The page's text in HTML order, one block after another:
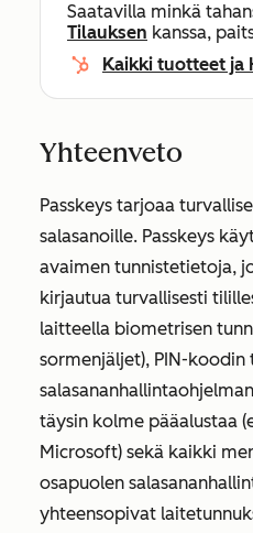
Saatavilla minkä
Tilauksen kanssa,
Kaikki tuotteet ja
Yhteenveto
Passkeys tarjoaa
salasanoille. Passkeys
avaimen tunnistetietoja,
kirjautua turvallisesti
laitteella biometrisen
sormenjäljet), PIN-koodin
täysin kolme pääalustaa
Microsoft) sekä kaikki
osapuolen
yhteensopivat